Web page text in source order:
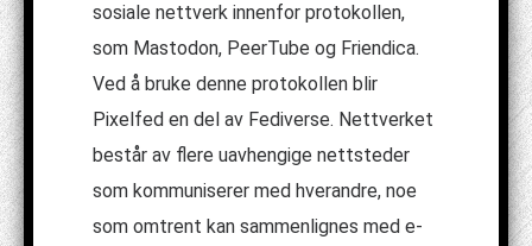
sosiale nettverk innenfor protokollen,
som Mastodon, PeerTube og Friendica.
Ved å bruke denne protokollen blir
Pixelfed en del av Fediverse. Nettverket
består av flere uavhengige nettsteder
som kommuniserer med hverandre, noe
som omtrent kan sammenlignes med e-